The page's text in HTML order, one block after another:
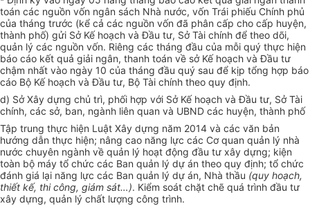
toán các nguồn vốn ngân sách Nhà nước, vốn Trái phiếu Chính phủ
của tháng trước (kể cả các nguồn vốn đã phân cấp cho cấp huyện,
thành phố) gửi Sở Kế hoạch và Đầu tư, Sở Tài chính để theo dõi,
quản lý các nguồn vốn. Riêng các tháng đầu của mỗi quý thực hiện
báo cáo kết quả giải ngân, thanh toán về sở Kế hoạch và Đầu tư
chậm nhất vào ngày 10 của tháng đầu quý sau để kịp tổng hợp báo
cáo Bộ Kế hoạch và Đầu tư, Bộ Tài chính theo quy định.
d) Sở Xây dựng chủ trì, phối hợp với Sở Kế hoạch và Đầu tư, Sở Tài
chính, các sở, ban, ngành liên quan và UBND các huyện, thành phố
Tập trung thực hiện Luật Xây dựng năm 2014 và các văn bản
hướng dẫn thực hiện; nâng cao năng lực các Cơ quan quản lý nhà
nước chuyên ngành về quản lý hoạt động đầu tư xây dựng; kiện
toàn bộ máy tổ chức các Ban quản lý dự án theo quy định; tổ chức
đánh giá lại năng lực các Ban quản lý dự án, Nhà thầu (quy hoạch,
thiết kế, thi công, giám sát…). Kiểm soát chặt chẽ quá trình đầu tư
xây dựng, quản lý chất lượng công trình.